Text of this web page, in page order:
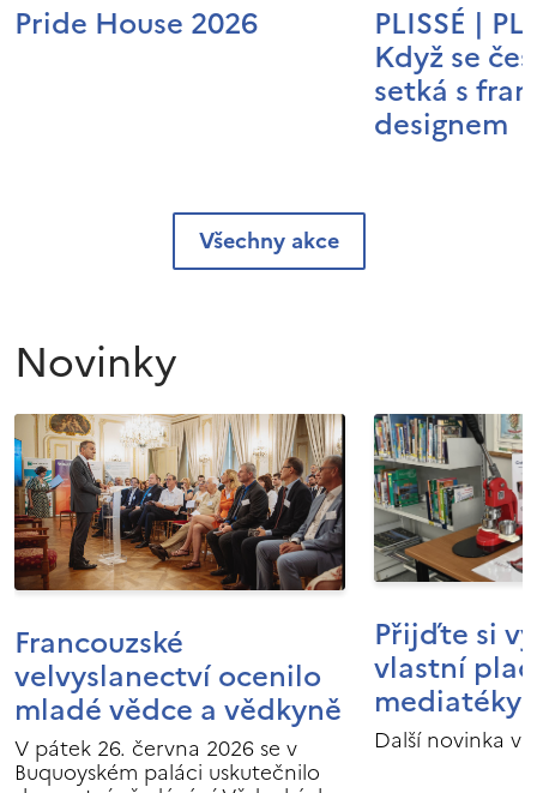
Pride House 2026 PLISSÉ |
Když se
setká s
designem
Všechny akce
Novinky
Francouzské
velvyslanectví ocenilo
mladé vědce a vědkyně
V pátek 26. června 2026 se v
Buquoyském paláci uskutečnilo
Přijďte si
vlastní
mediatéky
Další novinka v